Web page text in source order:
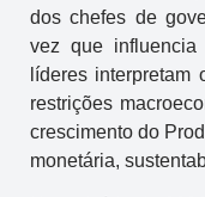
dos chefes de
vez que influencia
líderes interpretam
restrições
crescimento do
monetária,